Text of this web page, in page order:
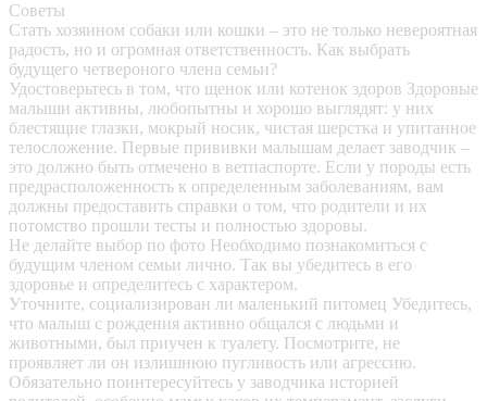
Советы
Стать хозяином собаки или кошки – это не только невероятная
радость, но и огромная ответственность. Как выбрать
будущего четвероного члена семьи?
Удостоверьтесь в том, что щенок или котенок здоров Здоровые
малыши активны, любопытны и хорошо выглядят: у них
блестящие глазки, мокрый носик, чистая шерстка и упитанное
телосложение. Первые прививки малышам делает заводчик –
это должно быть отмечено в ветпаспорте. Если у породы есть
предрасположенность к определенным заболеваниям, вам
должны предоставить справки о том, что родители и их
потомство прошли тесты и полностью здоровы.
Не делайте выбор по фото Необходимо познакомиться с
будущим членом семьи лично. Так вы убедитесь в его
здоровье и определитесь с характером.
Уточните, социализирован ли маленький питомец Убедитесь,
что малыш с рождения активно общался с людьми и
животными, был приучен к туалету. Посмотрите, не
проявляет ли он излишнюю пугливость или агрессию.
Обязательно поинтересуйтесь у заводчика историей